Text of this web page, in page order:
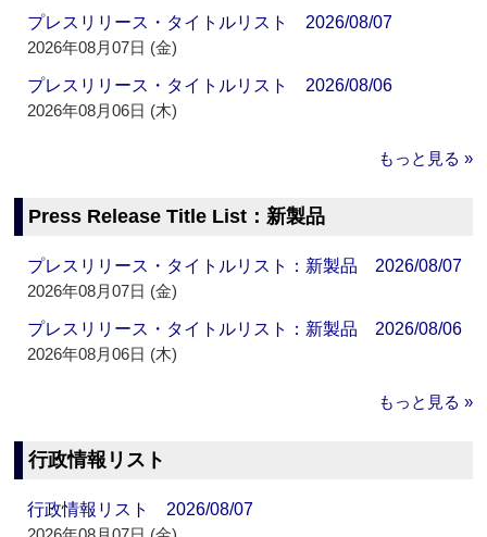
プレスリリース・タイトルリスト 2026/08/07
2026年08月07日 (金)
プレスリリース・タイトルリスト 2026/08/06
2026年08月06日 (木)
もっと見る »
Press Release Title List：新製品
プレスリリース・タイトルリスト：新製品 2026/08/07
2026年08月07日 (金)
プレスリリース・タイトルリスト：新製品 2026/08/06
2026年08月06日 (木)
もっと見る »
行政情報リスト
行政情報リスト 2026/08/07